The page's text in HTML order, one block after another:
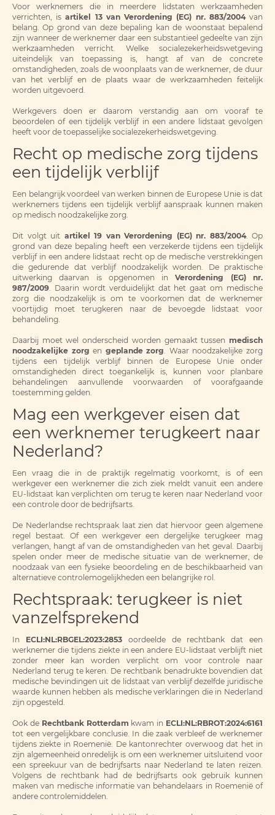
Voor werknemers die in meerdere lidstaten werkzaamheden
verrichten, isartikel 13 van Verordening (EG) nr. 883/2004van
belang. Op grond van deze bepaling kan de woonstaat bepalend
zijn wanneer de werknemer daar een substantieel gedeelte van zijn
werkzaamheden verricht. Welke socialezekerheidswetgeving
uiteindelijk van toepassing is, hangt af van de concrete
omstandigheden, zoals de woonplaats van de werknemer, de duur
van het verblijf en de plaats waar de werkzaamheden feitelijk
worden uitgevoerd.
Werkgevers doen er daarom verstandig aan om vooraf te
beoordelen of een tijdelijk verblijf in een andere lidstaat gevolgen
heeft voor de toepasselijke socialezekerheidswetgeving.
Recht op medische zorg tijdens
een tijdelijk verblijf
Een belangrijk voordeel van werken binnen de Europese Unie is dat
werknemers tijdens een tijdelijk verblijf aanspraak kunnen maken
op medisch noodzakelijke zorg.
Dit volgt uit artikel 19 van Verordening (EG) nr. 883/2004. Op
grond van deze bepaling heeft een verzekerde tijdens een tijdelijk
verblijf in een andere lidstaat recht op de medische verstrekkingen
die gedurende dat verblijf noodzakelijk worden. De praktische
uitwerking daarvan is opgenomen inVerordening (EG) nr.
987/2009. Daarin wordt verduidelijkt dat het gaat om medische
zorg die noodzakelijk is om te voorkomen dat de werknemer
voortijdig moet terugkeren naar de bevoegde lidstaat voor
behandeling.
Daarbij moet wel onderscheid worden gemaakt tussen medisch
noodzakelijke zorg en geplande zorg. Waar noodzakelijke zorg
tijdens een tijdelijk verblijf binnen de Europese Unie onder
omstandigheden direct toegankelijk is, kunnen voor planbare
behandelingen aanvullende voorwaarden of voorafgaande
toestemming gelden.
Mag een werkgever eisen dat
een werknemer terugkeert naar
Nederland?
Een vraag die in de praktijk regelmatig voorkomt, is of een
werkgever een werknemer die zich ziek meldt vanuit een andere
EU-lidstaat kan verplichten om terug te keren naar Nederland voor
een controle door de bedrijfsarts.
De Nederlandse rechtspraak laat zien dat hiervoor geen algemene
regel bestaat. Of een werkgever een dergelijke terugkeer mag
verlangen, hangt af van de omstandigheden van het geval. Daarbij
spelen onder meer de medische situatie van de werknemer, de
noodzaak van een fysieke beoordeling en de beschikbaarheid van
alternatieve controlemogelijkheden een belangrijke rol.
Rechtspraak: terugkeer is niet
vanzelfsprekend
In ECLI:NL:RBGEL:2023:2853oordeelde de rechtbank dat een
werknemer die tijdens ziekte in een andere EU-lidstaat verblijft niet
zonder meer kan worden verplicht om voor controle naar
Nederland terug te keren. De rechtbank benadrukte bovendien dat
medische bevindingen uit de lidstaat van verblijf dezelfde juridische
waarde kunnen hebben als medische verklaringen die in Nederland
zijn opgesteld.
Ook de Rechtbank Rotterdam kwam in ECLI:NL:RBROT:2024:6161
tot een vergelijkbare conclusie. In die zaak verbleef de werknemer
tijdens ziekte in Roemenië. De kantonrechter overwoog dat het in
zijn algemeenheid onredelijk is om een werknemer uitsluitend voor
een spreekuur van de bedrijfsarts naar Nederland te laten reizen.
Volgens de rechtbank had de bedrijfsarts ook gebruik kunnen
maken van medische informatie van behandelaars in Roemenië of
andere controlemiddelen.